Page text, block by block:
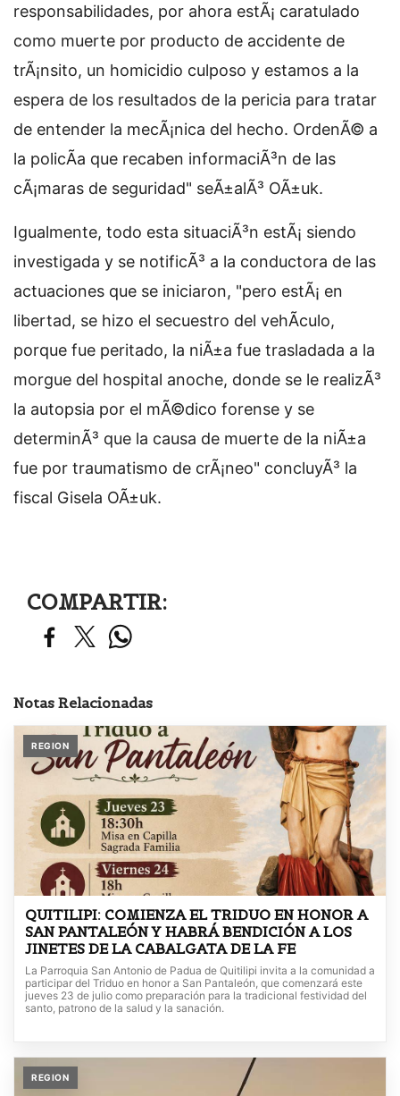
responsabilidades, por ahora estÃ¡ caratulado
como muerte por producto de accidente de
trÃ¡nsito, un homicidio culposo y estamos a la
espera de los resultados de la pericia para tratar
de entender la mecÃ¡nica del hecho. OrdenÃ© a
la policÃ­a que recaben informaciÃ³n de las
cÃ¡maras de seguridad" seÃ±alÃ³ OÃ±uk.
Igualmente, todo esta situaciÃ³n estÃ¡ siendo
investigada y se notificÃ³ a la conductora de las
actuaciones que se iniciaron, "pero estÃ¡ en
libertad, se hizo el secuestro del vehÃ­culo,
porque fue peritado, la niÃ±a fue trasladada a la
morgue del hospital anoche, donde se le realizÃ³
la autopsia por el mÃ©dico forense y se
determinÃ³ que la causa de muerte de la niÃ±a
fue por traumatismo de crÃ¡neo" concluyÃ³ la
fiscal Gisela OÃ±uk.
COMPARTIR:
Notas Relacionadas
REGION
QUITILIPI: COMIENZA EL TRIDUO EN HONOR A
SAN PANTALEÓN Y HABRÁ BENDICIÓN A LOS
JINETES DE LA CABALGATA DE LA FE
La Parroquia San Antonio de Padua de Quitilipi invita a la comunidad a
participar del Triduo en honor a San Pantaleón, que comenzará este
jueves 23 de julio como preparación para la tradicional festividad del
santo, patrono de la salud y la sanación.
REGION